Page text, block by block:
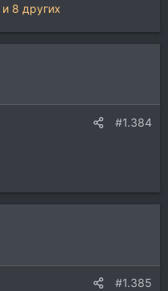
и 8 других
#1.384
#1.385